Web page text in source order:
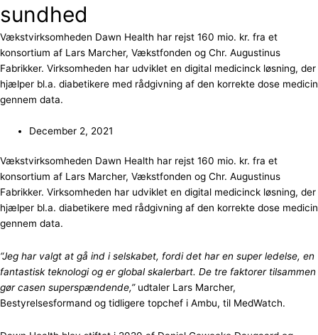
sundhed
Vækstvirksomheden Dawn Health har rejst 160 mio. kr. fra et
konsortium af Lars Marcher, Vækstfonden og Chr. Augustinus
Fabrikker. Virksomheden har udviklet en digital medicinck løsning, der
hjælper bl.a. diabetikere med rådgivning af den korrekte dose medicin
gennem data.
December 2, 2021
Vækstvirksomheden Dawn Health har rejst 160 mio. kr. fra et
konsortium af Lars Marcher, Vækstfonden og Chr. Augustinus
Fabrikker. Virksomheden har udviklet en digital medicinck løsning, der
hjælper bl.a. diabetikere med rådgivning af den korrekte dose medicin
gennem data.
“Jeg har valgt at gå ind i selskabet, fordi det har en super ledelse, en
fantastisk teknologi og er global skalerbart. De tre faktorer tilsammen
gør casen superspændende,”udtaler Lars Marcher,
Bestyrelsesformand og tidligere topchef i Ambu, til MedWatch.